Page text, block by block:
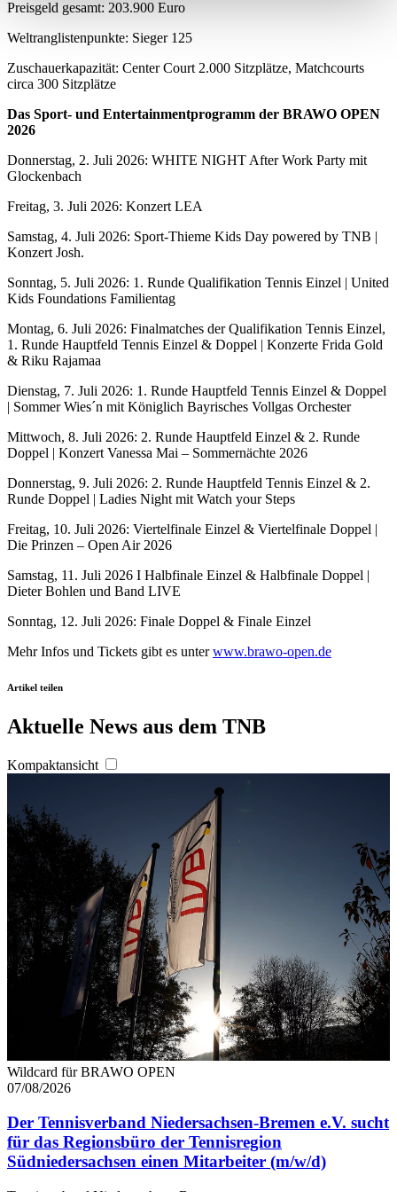
Erfahren Sie mehr darüber, wie Ihre persönlichen Daten
verarbeitet werden, und legen Sie Ihre Präferenzen im
personalisieren, Funktionen für soziale Medien anbieten
analysieren. Außerdem geben wir Informationen zu Ihrer
Verwendung unserer Website an unsere Partner für
soziale Medien, Werbung und Analysen weiter. Unsere
weiteren Daten zusammen, die Sie ihnen bereitgestellt
gesammelt haben. DieCookie-Einstellungen können
jederzeit über den Link im Footer aufgerufen und
angepasst werden.
Preisgeld gesamt: 203.900 Euro
Weltranglistenpunkte: Sieger 125
Zuschauerkapazität: Center Court 2.000 Sitzplätze, Matchcourts
circa 300 Sitzplätze
Das Sport- und Entertainmentprogramm der BRAWO OPEN
2026
Donnerstag, 2. Juli 2026: WHITE NIGHT After Work Party mit
Glockenbach
Freitag, 3. Juli 2026: Konzert LEA
Samstag, 4. Juli 2026: Sport-Thieme Kids Day powered by TNB |
Konzert Josh.
Sonntag, 5. Juli 2026: 1. Runde Qualifikation Tennis Einzel | United
Kids Foundations Familientag
Montag, 6. Juli 2026: Finalmatches der Qualifikation Tennis Einzel,
1. Runde Hauptfeld Tennis Einzel & Doppel | Konzerte Frida Gold
& Riku Rajamaa
Dienstag, 7. Juli 2026: 1. Runde Hauptfeld Tennis Einzel & Doppel
| Sommer Wies´n mit Königlich Bayrisches Vollgas Orchester
Mittwoch, 8. Juli 2026: 2. Runde Hauptfeld Einzel & 2. Runde
Doppel | Konzert Vanessa Mai – Sommernächte 2026
Donnerstag, 9. Juli 2026: 2. Runde Hauptfeld Tennis Einzel & 2.
Runde Doppel | Ladies Night mit Watch your Steps
Freitag, 10. Juli 2026: Viertelfinale Einzel & Viertelfinale Doppel |
Die Prinzen – Open Air 2026
Samstag, 11. Juli 2026 I Halbfinale Einzel & Halbfinale Doppel |
Dieter Bohlen und Band LIVE
Sonntag, 12. Juli 2026: Finale Doppel & Finale Einzel
Mehr Infos und Tickets gibt es unterwww.brawo-open.de
Artikel teilen
Aktuelle News aus dem TNB
Kompaktansicht
Wildcard für BRAWO OPEN
07/08/2026
Der Tennisverband Niedersachsen-Bremen e.V. sucht
für das Regionsbüro der Tennisregion
Südniedersachsen einen Mitarbeiter (m/w/d)